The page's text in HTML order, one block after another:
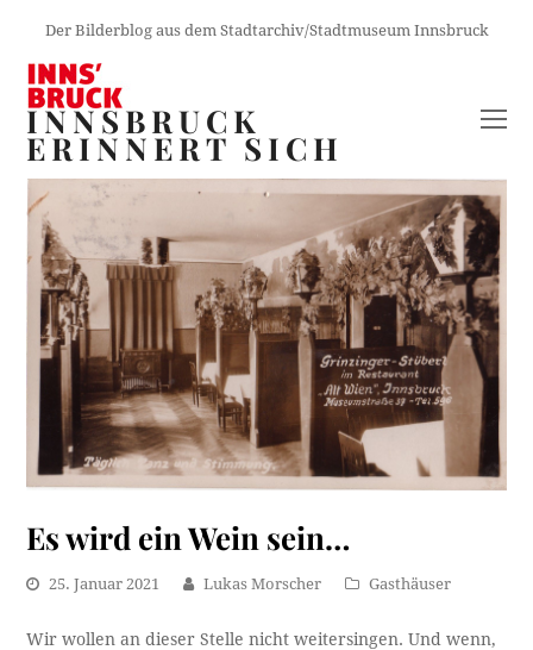
Der Bilderblog aus dem Stadtarchiv/Stadtmuseum Innsbruck
INNSBRUCK
ERINNERT SICH
Es wird ein Wein sein…
25. Januar 2021 Lukas Morscher Gasthäuser
Wir wollen an dieser Stelle nicht weitersingen. Und wenn,